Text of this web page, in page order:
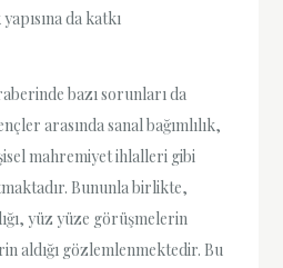
da katkı
bazı sorunları da
arasında sanal bağımlılık,
mahremiyet ihlalleri gibi
Bununla birlikte,
yüz yüze görüşmelerin
aldığı gözlemlenmektedir. Bu